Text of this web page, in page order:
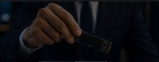
aandeel dat bijna niemand kent